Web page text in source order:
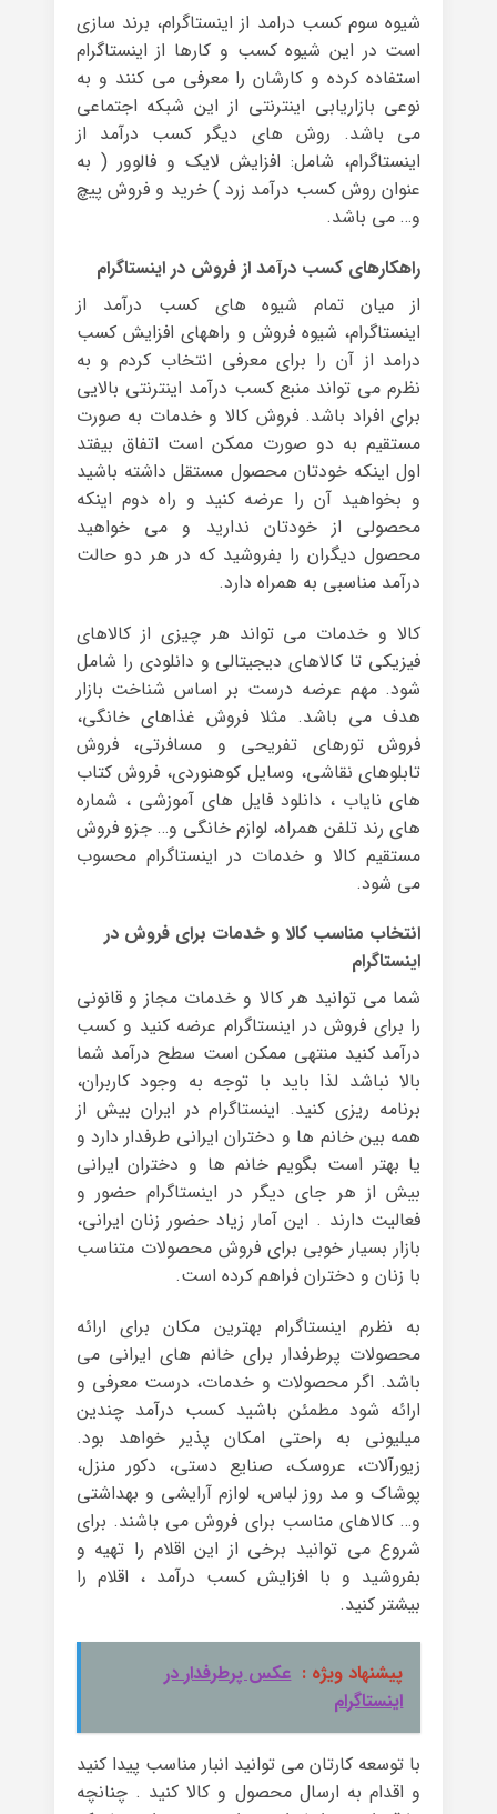
شیوه سوم کسب درامد از اینستاگرام، برند سازی
است در این شیوه کسب و کارها از اینستاگرام
استفاده کرده و کارشان را معرفی می کنند و به
نوعی بازاریابی اینترنتی از این شبکه اجتماعی
می باشد. روش های دیگر کسب درآمد از
اینستاگرام، شامل: افزایش لایک و فالوور ( به
عنوان روش کسب درآمد زرد ) خرید و فروش پیچ
و… می باشد.
راهکارهای کسب درآمد از فروش در اینستاگرام
از میان تمام شیوه های کسب درآمد از
اینستاگرام، شیوه فروش و راههای افزایش کسب
درامد از آن را برای معرفی انتخاب کردم و به
نظرم می تواند منبع کسب درآمد اینترنتی بالایی
برای افراد باشد. فروش کالا و خدمات به صورت
مستقیم به دو صورت ممکن است اتفاق بیفتد
اول اینکه خودتان محصول مستقل داشته باشید
و بخواهید آن را عرضه کنید و راه دوم اینکه
محصولی از خودتان ندارید و می خواهید
محصول دیگران را بفروشید که در هر دو حالت
درآمد مناسبی به همراه دارد.
کالا و خدمات می تواند هر چیزی از کالاهای
فیزیکی تا کالاهای دیجیتالی و دانلودی را شامل
شود. مهم عرضه درست بر اساس شناخت بازار
هدف می باشد. مثلا فروش غذاهای خانگی،
فروش تورهای تفریحی و مسافرتی، فروش
تابلوهای نقاشی، وسایل کوهنوردی، فروش کتاب
های نایاب ، دانلود فایل های آموزشی ، شماره
های رند تلفن همراه، لوازم خانگی و… جزو فروش
مستقیم کالا و خدمات در اینستاگرام محسوب
می شود.
انتخاب مناسب کالا و خدمات برای فروش در
اینستاگرام
شما می توانید هر کالا و خدمات مجاز و قانونی
را برای فروش در اینستاگرام عرضه کنید و کسب
درآمد کنید منتهی ممکن است سطح درآمد شما
بالا نباشد لذا باید با توجه به وجود کاربران،
برنامه ریزی کنید. اینستاگرام در ایران بیش از
همه بین خانم ها و دختران ایرانی طرفدار دارد و
یا بهتر است بگویم خانم ها و دختران ایرانی
بیش از هر جای دیگر در اینستاگرام حضور و
فعالیت دارند . این آمار زیاد حضور زنان ایرانی،
بازار بسیار خوبی برای فروش محصولات متناسب
با زنان و دختران فراهم کرده است.
به نظرم اینستاگرام بهترین مکان برای ارائه
محصولات پرطرفدار برای خانم های ایرانی می
باشد. اگر محصولات و خدمات، درست معرفی و
ارائه شود مطمئن باشید کسب درآمد چندین
میلیونی به راحتی امکان پذیر خواهد بود.
زیورآلات، عروسک، صنایع دستی، دکور منزل،
پوشاک و مد روز لباس، لوازم آرایشی و بهداشتی
و… کالاهای مناسب برای فروش می باشند. برای
شروع می توانید برخی از این اقلام را تهیه و
بفروشید و با افزایش کسب درآمد ، اقلام را
بیشتر کنید.
پیشنهاد ویژه : عکس پرطرفدار در
اینستاگرام
با توسعه کارتان می توانید انبار مناسب پیدا کنید
و اقدام به ارسال محصول و کالا کنید . چنانچه